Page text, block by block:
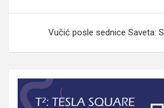
Vučić posle sednice Saveta: